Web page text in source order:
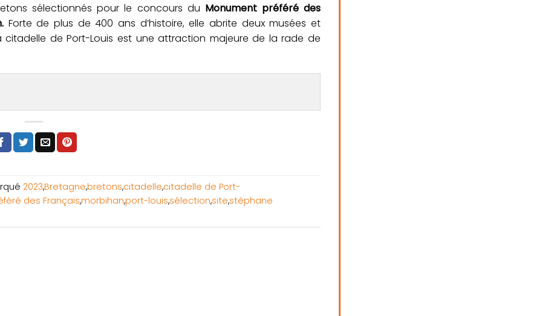
sélectionnés pour le concours du Monument préféré des
Forte de plus de 400 ans d’histoire, elle abrite deux musées et
citadelle de Port-Louis est une attraction majeure de la rade de
2023,Bretagne,bretons,citadelle,citadelle de Port-
des Français,morbihan,port-louis,sélection,site,stéphane